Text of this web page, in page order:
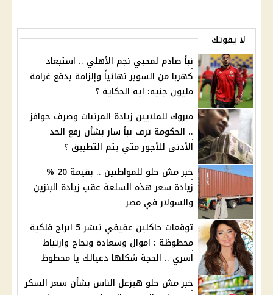
لا يفوتك
نبأ صادم لمحبي نجم الأهلي .. استبعاد
كهربا من السوبر نهائياً وإلزامة بدفع غرامة
مليون جنيه: ايه الحكاية ؟
مبروك للملايين زيادة المرتبات وصرف حوافز
.. الحكومة تزف نبأ سار بشأن رفع الحد
الأدنى للأجور متي يتم التطبيق ؟
خبر مش حلو للمواطنين .. بقيمة 20 %
زيادة سعر هذه السلعة عقب زيادة البنزين
والسولار في مصر
توقعات جاكلين عقيقي تبشر 5 ابراج فلكية
محظوظة : اموال وسعادة ونجاح وارتباط
اسري .. الحجة شكلها دعيالك يا محظوظ
خبر مش حلو هيزعل الناس بشأن سعر السكر